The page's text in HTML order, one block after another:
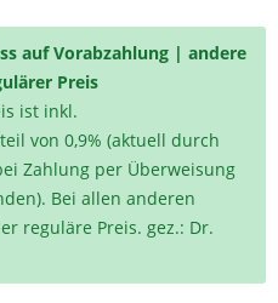
auf Vorabzahlung | andere
Preis
ist inkl.
von 0,9% (aktuell durch
Zahlung per Überweisung
Bei allen anderen
reguläre Preis. gez.: Dr.